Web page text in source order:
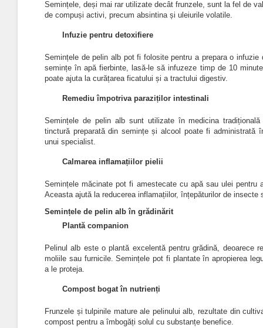
Semințele, deși mai rar utilizate decât frunzele, sunt la fel de
de compuși activi, precum absintina și uleiurile volatile.
Infuzie pentru detoxifiere
Semințele de pelin alb pot fi folosite pentru a prepara o infuzie
semințe în apă fierbinte, lasă-le să infuzeze timp de 10
poate ajuta la curățarea ficatului și a tractului digestiv.
Remediu împotriva paraziților intestinali
Semințele de pelin alb sunt utilizate în medicina tradițională
tinctură preparată din semințe și alcool poate fi administrată
unui specialist.
Calmarea inflamațiilor pielii
Semințele măcinate pot fi amestecate cu apă sau ulei pentru
Aceasta ajută la reducerea inflamațiilor, înțepăturilor de insecte
Semințele de pelin alb în grădinărit
Plantă companion
Pelinul alb este o plantă excelentă pentru grădină, deoarece
moliile sau furnicile.Semințele pot fi plantate în apropierea
a le proteja.
Compost bogat în nutrienți
Frunzele și tulpinile mature ale pelinului alb, rezultate din
compost pentru a îmbogăți solul cu substanțe benefice.